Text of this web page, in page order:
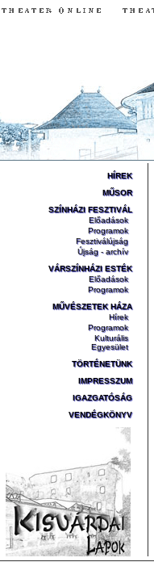
HÍREK
MŰSOR
SZÍNHÁZI FESZTIVÁL
Előadások
Programok
Fesztiválújság
Újság - archív
VÁRSZÍNHÁZI ESTÉK
Előadások
Programok
MŰVÉSZETEK HÁZA
Hírek
Programok
Kulturális
Egyesület
TÖRTÉNETÜNK
IMPRESSZUM
IGAZGATÓSÁG
VENDÉGKÖNYV